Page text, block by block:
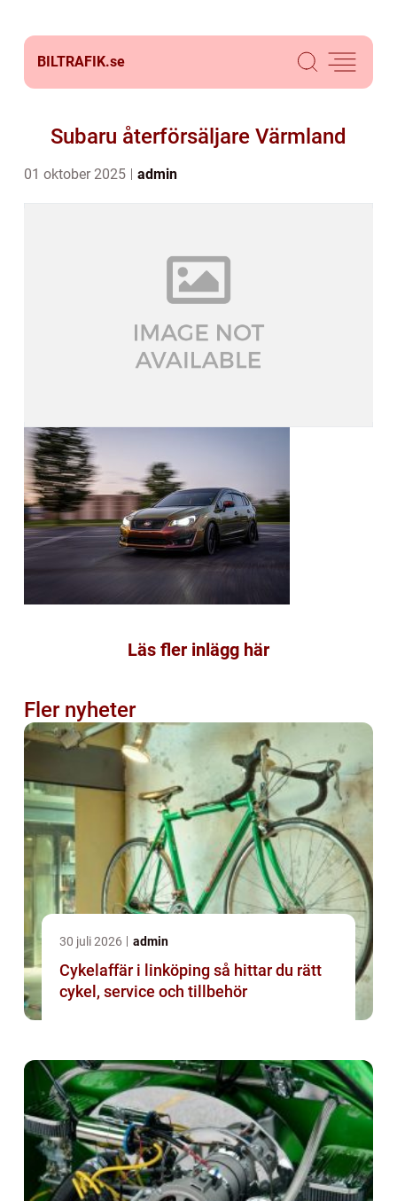
BILTRAFIK.se
Subaru återförsäljare Värmland
01 oktober 2025 admin
Läs fler inlägg här
Fler nyheter
30 juli 2026 admin
Cykelaffär i linköping så hittar du rätt
cykel, service och tillbehör